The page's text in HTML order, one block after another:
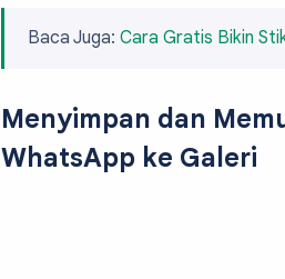
Baca Juga: Cara Gratis Bikin
Menyimpan dan
WhatsApp ke Galeri